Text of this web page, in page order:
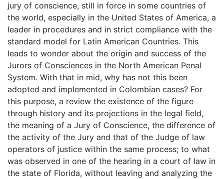
jury of conscience, still in force in some countries of
the world, especially in the United States of America, a
leader in procedures and in strict compliance with the
standard model for Latin American Countries. This
leads to wonder about the origin and success of the
Jurors of Consciences in the North American Penal
System. With that in mid, why has not this been
adopted and implemented in Colombian cases? For
this purpose, a review the existence of the figure
through history and its projections in the legal field,
the meaning of a Jury of Conscience, the difference of
the activity of the Jury and that of the Judge of law
operators of justice within the same process; to what
was observed in one of the hearing in a court of law in
the state of Florida, without leaving and analyzing the